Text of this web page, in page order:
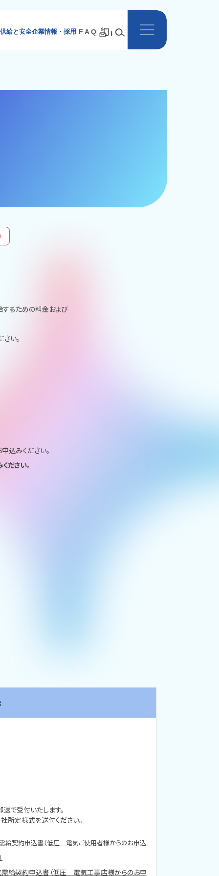
給と安全企業情報・採用 F A Q
するための料金および
い。
込みください。
ださい。
送で受付いたします。
社所定様式を送付ください。
給契約申込書（低圧 電気ご使用者様からのお申込
需給契約申込書（低圧 電気工事店様からのお申